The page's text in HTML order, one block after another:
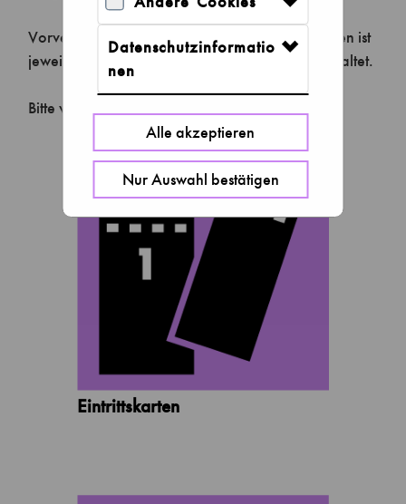
Datenschutzinformatio
nen
Alle akzeptieren
Nur Auswahl bestätigen
Eintrittskarten